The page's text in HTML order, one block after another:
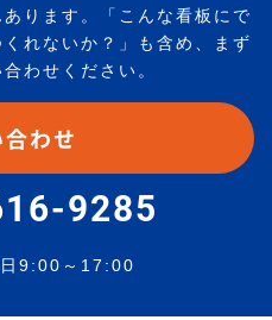
ります。「こんな看板にで
れないか？」も含め、まず
わせください。
わせ
9285
9:00～17:00